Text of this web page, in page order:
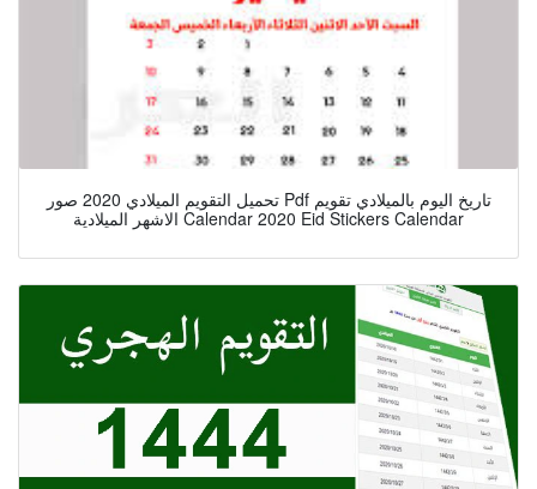
تحميل التقويم الميلادي 2020 صور Pdf تاريخ اليوم بالميلادي تقويم
الاشهر الميلادية Calendar 2020 Eid Stickers Calendar